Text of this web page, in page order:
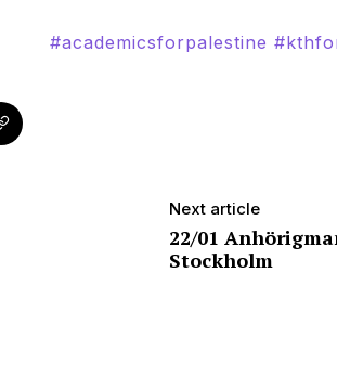
#academicsforpalestine
Next article
22/01
Stockholm